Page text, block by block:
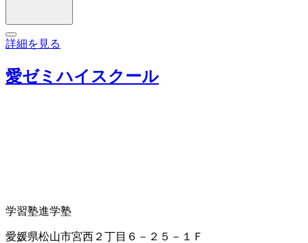
詳細を見る
愛ゼミハイスクール
学習塾進学塾
愛媛県松山市宮西２丁目６－２５－１Ｆ